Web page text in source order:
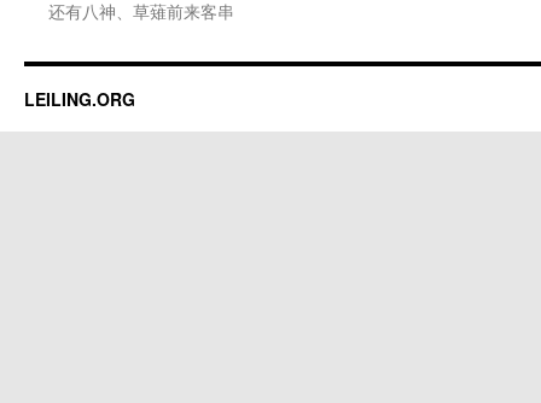
还有八神、草薙前来客串
LEILING.ORG